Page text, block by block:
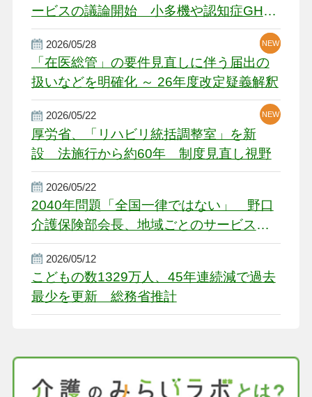
ービスの議論開始 小多機や認知症GH、
厳しい経営環境に危機感
2026/05/28
「在医総管」の要件見直しに伴う届出の
扱いなどを明確化 ～ 26年度改定疑義解釈
NEW
NEW
2026/05/22
厚労省、「リハビリ統括調整室」を新
設 法施行から約60年 制度見直し視野
NEW
2026/05/22
2040年問題「全国一律ではない」 野口
介護保険部会長、地域ごとのサービス基
盤整備を促す
2026/05/12
こどもの数1329万人、45年連続減で過去
最少を更新 総務省推計